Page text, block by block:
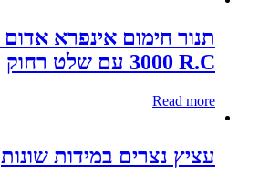
3000 R.C עם שלט רחוק
Read more
עציץ נצרים במידות שונות